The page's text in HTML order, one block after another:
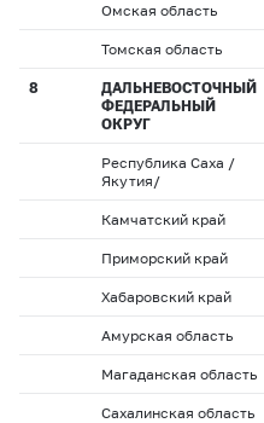
Омская область
Томская область
8
ДАЛЬНЕВОСТОЧНЫЙ
ФЕДЕРАЛЬНЫЙ
ОКРУГ
Республика Саха /
Якутия/
Камчатский край
Приморский край
Хабаровский край
Амурская область
Магаданская область
Сахалинская область